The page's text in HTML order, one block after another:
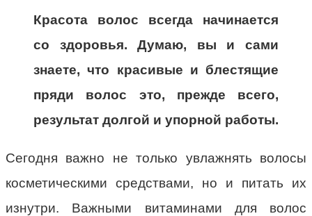
Красота волос всегда начинается
со здоровья. Думаю, вы и сами
знаете, что красивые и блестящие
пряди волос это, прежде всего,
результат долгой и упорной работы.
Сегодня важно не только увлажнять волосы
косметическими средствами, но и питать их
изнутри. Важными витаминами для волос